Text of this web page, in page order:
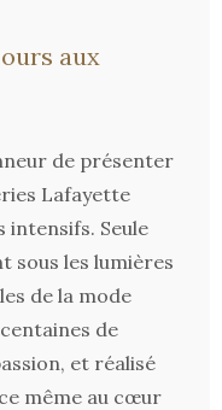
aux
de présenter
Lafayette
intensifs. Seule
sous les lumières
de la mode
de
et réalisé
même au cœur